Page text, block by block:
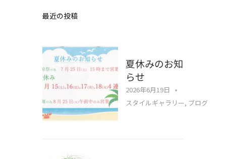
最近の投稿
夏休みのお知
らせ
2026年6月19日
スタイルギャラリー, ブログ